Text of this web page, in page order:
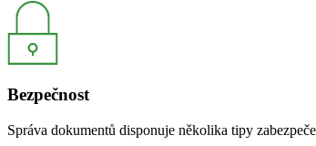
Bezpečnost
Správa dokumentů disponuje několika tipy